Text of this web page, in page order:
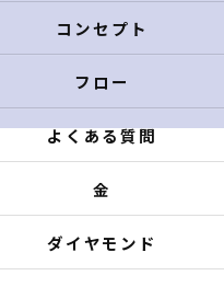
コンセプト
フロー
よくある質問
金
ダイヤモンド